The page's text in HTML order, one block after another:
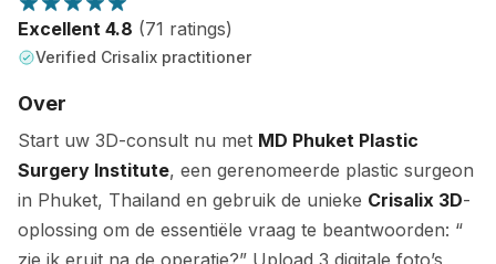
Excellent 4.8 (71 ratings)
Verified Crisalix practitioner
Over
Start uw 3D-consult nu met MD Phuket Plastic
Surgery Institute, een gerenomeerde plastic surgeon
in Phuket, Thailand en gebruik de unieke Crisalix 3D-
oplossing om de essentiële vraag te beantwoorden: “
zie ik eruit na de operatie?” Upload 3 digitale foto’s